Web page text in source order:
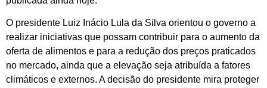
O presidente Luiz Inácio Lula da Silva orientou o governo a
realizar iniciativas que possam contribuir para o aumento da
oferta de alimentos e para a redução dos preços praticados
no mercado, ainda que a elevação seja atribuída a fatores
climáticos e externos. A decisão do presidente mira proteger